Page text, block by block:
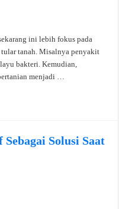
ini lebih fokus pada
tanah. Misalnya penyakit
bakteri. Kemudian,
menjadi …
Solusi Saat